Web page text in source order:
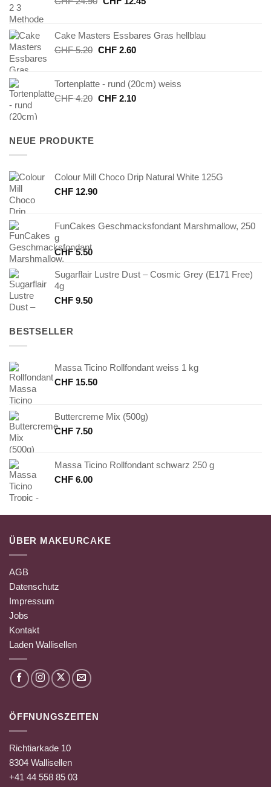
CHF 24.90CHF 12.45.
Cake Masters Essbares Gras hellblau
CHF5.20 Ursprünglicher
CHF 5.20
CHF2.60Aktueller
CHF 2.60.
Tortenplatte - rund (20cm) weiss
CHF4.20 Ursprünglicher
CHF2.10Aktueller
NEUE PRODUKTE
Colour Mill Choco Drip Natural White 125G
CHF 12.90
FunCakes Geschmacksfondant Marshmallow, 250
g
CHF5.50
Sugarflair Lustre Dust – Cosmic Grey (E171 Free)
4g
CHF 9.50
BESTSELLER
Massa Ticino Rollfondant weiss 1 kg
CHF 15.50
Buttercreme Mix (500g)
CHF 7.50
Massa Ticino Rollfondant schwarz 250 g
CHF 6.00
ÜBER MAKEURCAKE
AGB
Datenschutz
Impressum
Jobs
Kontakt
Laden Wallisellen
ÖFFNUNGSZEITEN
Richtiarkade 10
8304 Wallisellen
+41 44 558 85 03